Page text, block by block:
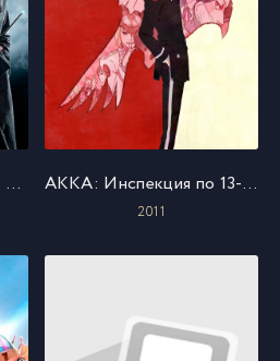
Фантастические твари: Преступления Грин-де-Вальда АККА: Инспекция по 13-ти округам
2011